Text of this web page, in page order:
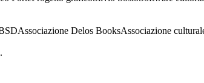
Delos BooksAssociazione